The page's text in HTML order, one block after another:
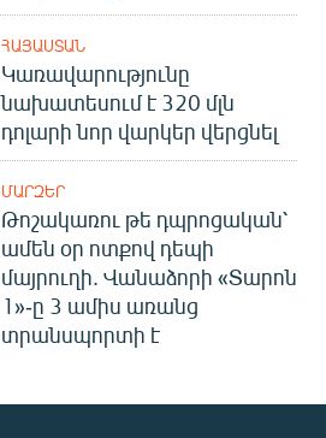
ՀԱՅԱՍՏԱՆ
Կառավարությունը
նախատեսում է 320 մլն
դոլարի նոր վարկեր վերցնել
ՄԱՐԶԵՐ
Թոշակառու թե դպրոցական՝
ամեն օր ոտքով դեպի
մայրուղի. Վանաձորի «Տարոն
1»-ը 3 ամիս առանց
տրանսպորտի է